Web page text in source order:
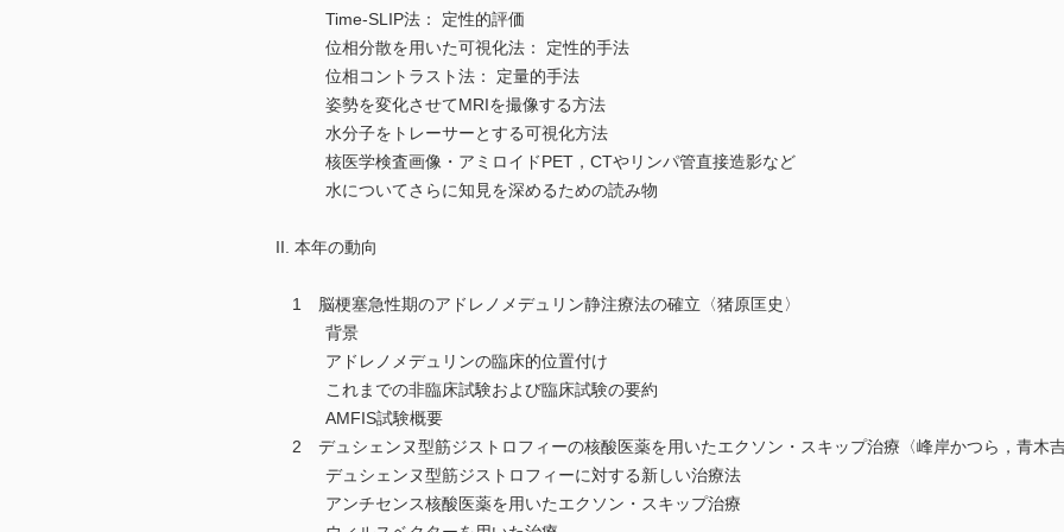
Time-SLIP法： 定性的評価
位相分散を用いた可視化法： 定性的手法
位相コントラスト法： 定量的手法
姿勢を変化させてMRIを撮像する方法
水分子をトレーサーとする可視化方法
核医学検査画像・アミロイドPET，CTやリンパ管直接造影など
水についてさらに知見を深めるための読み物
II. 本年の動向
1 脳梗塞急性期のアドレノメデュリン静注療法の確立〈猪原匡史〉
背景
アドレノメデュリンの臨床的位置付け
これまでの非臨床試験および臨床試験の要約
AMFIS試験概要
2 デュシェンヌ型筋ジストロフィーの核酸医薬を用いたエクソン・スキップ治療〈峰岸かつら，青木
デュシェンヌ型筋ジストロフィーに対する新しい治療法
アンチセンス核酸医薬を用いたエクソン・スキップ治療